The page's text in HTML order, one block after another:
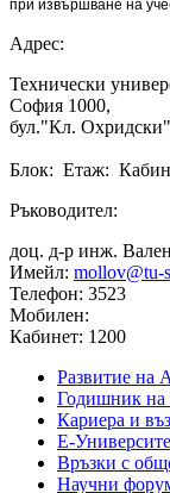
при извършване на
Адрес:
Технически
София 1000,
бул."Кл.
Блок: Етаж:
Ръководител:
доц. д-р инж.
Имейл: mollov@tu-
Телефон: 3523
Мобилен:
Кабинет: 1200
Развитие на
Годишник
Кариера и
Е-
Връзки с
Научни